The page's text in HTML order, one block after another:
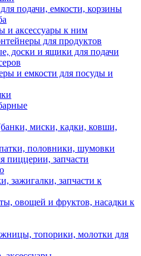
подачи, емкости, корзины
и аксессуары к ним
для продуктов
доски и ящики для подачи
и емкости для посуды и
миски, кадки, ковши,
половники, шумовки
пиццерии, запчасти
зажигалки, запчасти к
овощей и фруктов, насадки к
топорики, молотки для